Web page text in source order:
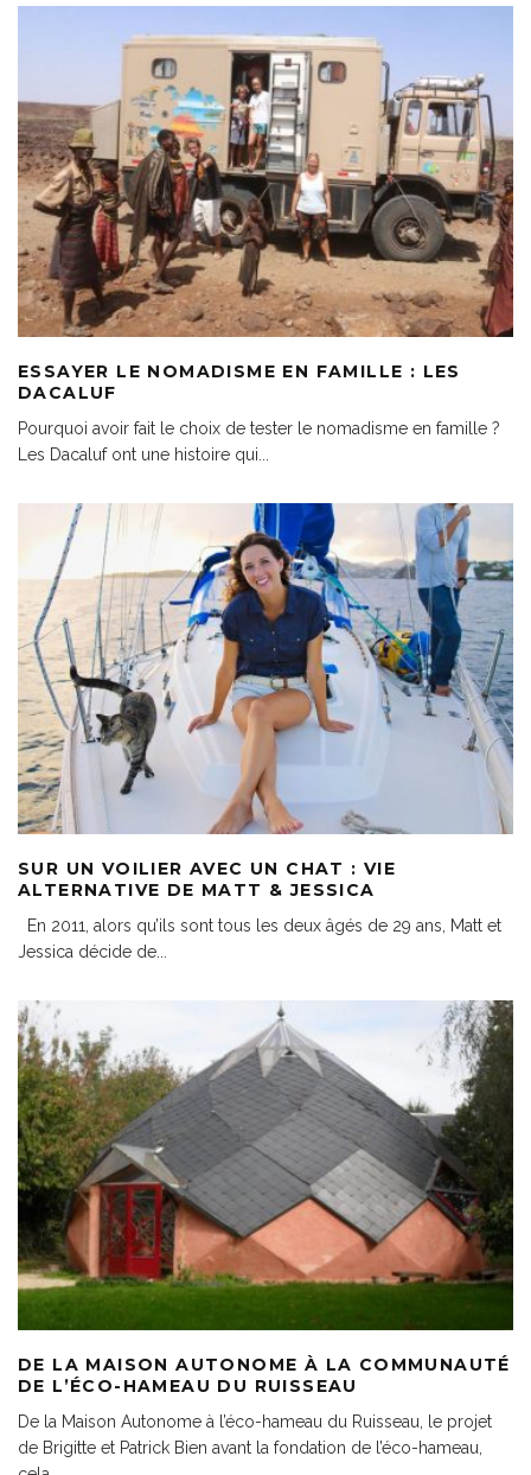
ESSAYER LE NOMADISME EN FAMILLE : LES
DACALUF
Pourquoi avoir fait le choix de tester le nomadisme en famille ?
Les Dacaluf ont une histoire qui
SUR UN VOILIER AVEC UN CHAT : VIE
ALTERNATIVE DE MATT & JESSICA
En 2011, alors qu’ils sont tous les deux âgés de 29 ans, Matt et
Jessica décide de
DE LA MAISON AUTONOME À LA COMMUNAUTÉ
DE L’ÉCO-HAMEAU DU RUISSEAU
De la Maison Autonome à l’éco-hameau du Ruisseau, le projet
de Brigitte et Patrick Bien avant la fondation de l’éco-hameau,